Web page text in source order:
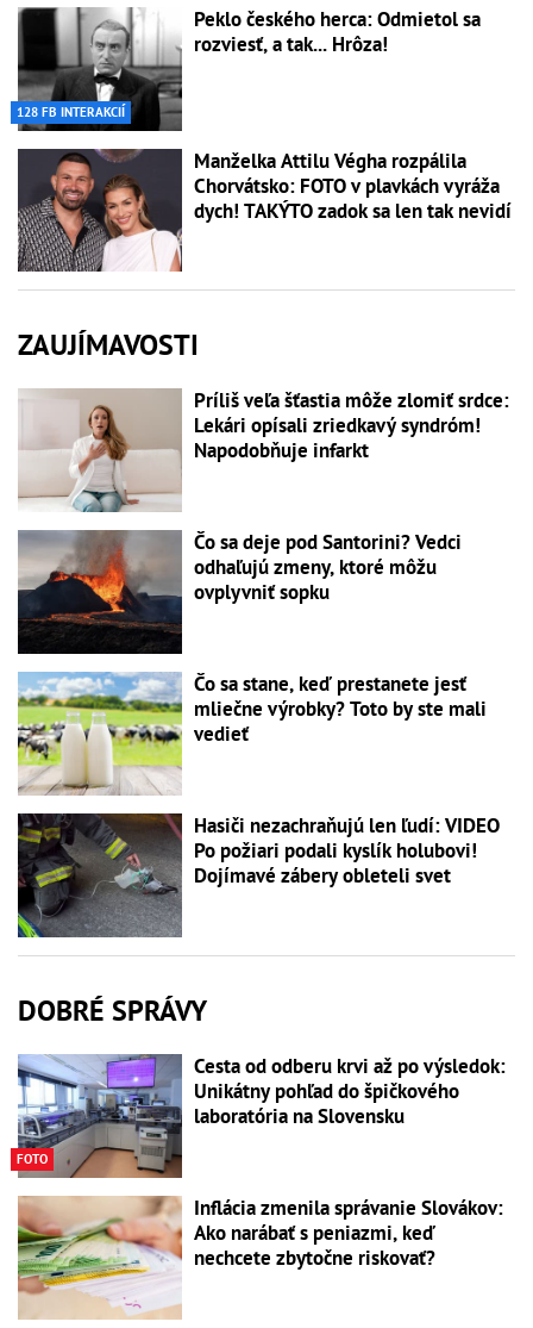
128 FB INTERAKCIÍ
Peklo českého herca: Odmietol sa
rozviesť, a tak... Hrôza!
Manželka Attilu Végha rozpálila
Chorvátsko: FOTO v plavkách vyráža
dych! TAKÝTO zadok sa len tak nevidí
ZAUJÍMAVOSTI
Príliš veľa šťastia môže zlomiť srdce:
Lekári opísali zriedkavý syndróm!
Napodobňuje infarkt
Čo sa deje pod Santorini? Vedci
odhaľujú zmeny, ktoré môžu
ovplyvniť sopku
Čo sa stane, keď prestanete jesť
mliečne výrobky? Toto by ste mali
vedieť
Hasiči nezachraňujú len ľudí: VIDEO
Po požiari podali kyslík holubovi!
Dojímavé zábery obleteli svet
DOBRÉ SPRÁVY
FOTO
Cesta od odberu krvi až po výsledok:
Unikátny pohľad do špičkového
laboratória na Slovensku
Inflácia zmenila správanie Slovákov:
Ako narábať s peniazmi, keď
nechcete zbytočne riskovať?